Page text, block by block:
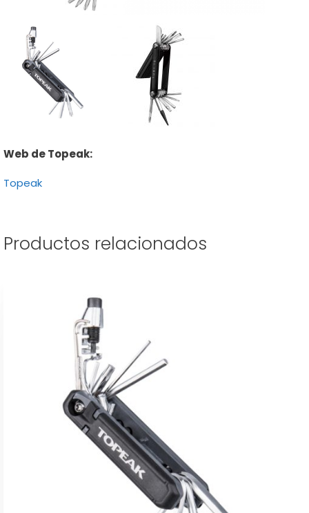
Web de Topeak:
Topeak
Productos relacionados